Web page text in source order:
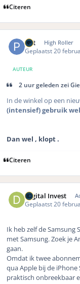
Citeren
Pat High Roller
Geplaatst 20
AUTEUR
2 uur geleden zei
In de winkel op een
(intensief) gebruik
Dan wel , klopt .
Citeren
Digital Invest
Geplaatst20
Ik heb zelf de Samsung
met Samsung. Zoek je
gaan.
Omdat ik twee
qua Apple bij de iPhone
praktisch onbreekbaar